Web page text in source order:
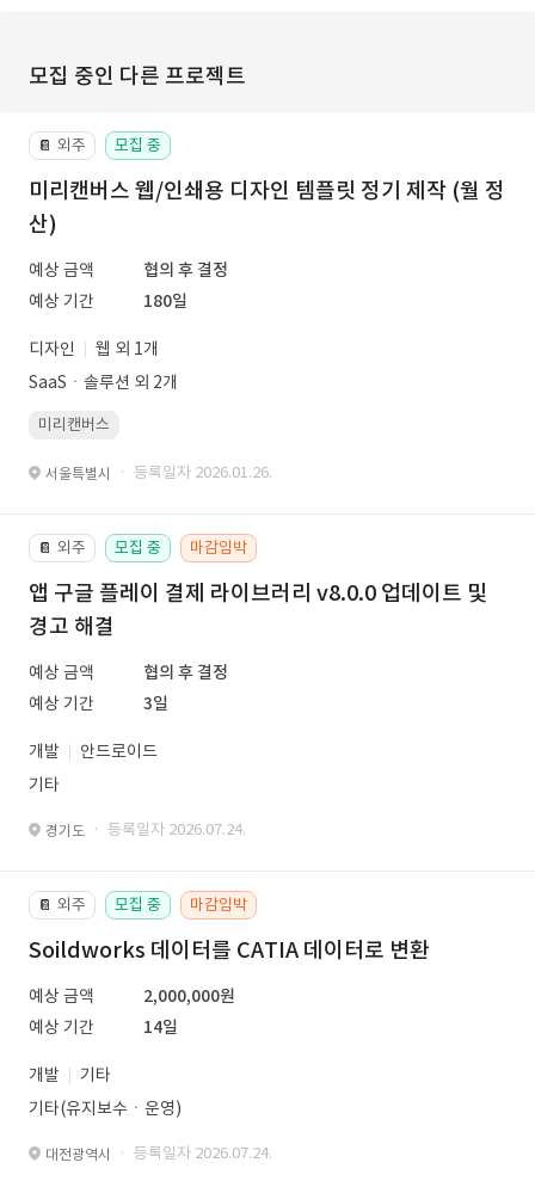
모집 중인 다른 프로젝트
📔 외주 모집 중
미리캔버스 웹/인쇄용 디자인 템플릿 정기 제작 (월 정
산)
예상 금액
협의 후 결정
예상 기간
180일
디자인
웹 외 1개
SaaSㆍ솔루션 외 2개
미리캔버스
서울특별시 · 등록일자 2026.01.26.
📔 외주 모집 중 마감임박
앱 구글 플레이 결제 라이브러리 v8.0.0 업데이트 및
경고 해결
예상 금액
협의 후 결정
예상 기간
3일
개발
안드로이드
기타
경기도 · 등록일자 2026.07.24.
📔 외주 모집 중 마감임박
Soildworks 데이터를 CATIA 데이터로 변환
예상 금액
2,000,000원
예상 기간
14일
개발
기타
기타(유지보수ㆍ운영)
대전광역시 · 등록일자 2026.07.24.